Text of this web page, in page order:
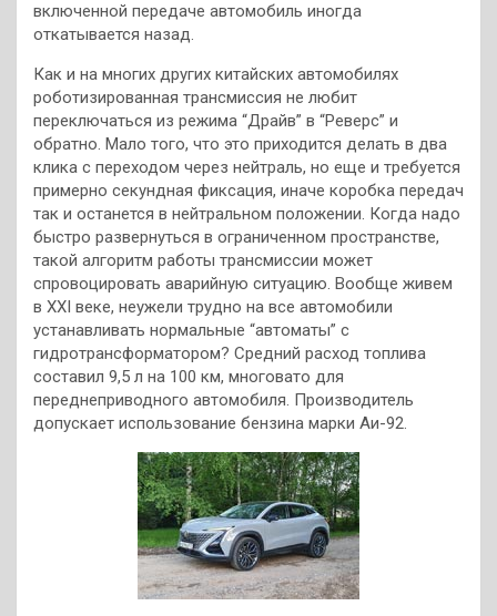
включенной передаче автомобиль иногда
откатывается назад.
Как и на многих других китайских автомобилях
роботизированная трансмиссия не любит
переключаться из режима “Драйв” в “Реверс” и
обратно. Мало того, что это приходится делать в два
клика с переходом через нейтраль, но еще и требуется
примерно секундная фиксация, иначе коробка передач
так и останется в нейтральном положении. Когда надо
быстро развернуться в ограниченном пространстве,
такой алгоритм работы трансмиссии может
спровоцировать аварийную ситуацию. Вообще живем
в XXI веке, неужели трудно на все автомобили
устанавливать нормальные “автоматы” с
гидротрансформатором? Средний расход топлива
составил 9,5 л на 100 км, многовато для
переднеприводного автомобиля. Производитель
допускает использование бензина марки Аи-92.